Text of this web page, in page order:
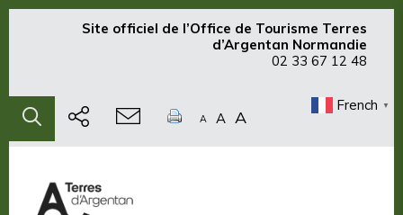
Site officiel de l’Office de Tourisme Terres
d’Argentan Normandie
02 33 67 12 48
A A A
French ▼